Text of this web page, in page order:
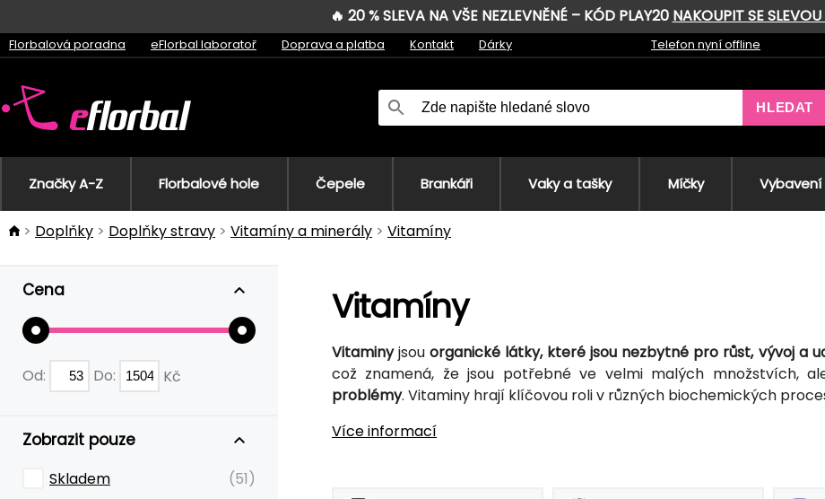
🔥 20 % SLEVA NA VŠE NEZLEVNĚNÉ – KÓD PLAY20 NAKOUPIT SE
Florbalová poradna eFlorbal laboratoř Doprava a platba Kontakt Dárky Telefon nyní offline
HLEDAT
Značky A-Z Florbalové hole Čepele Brankáři Vaky a tašky Míčky
Doplňky Doplňky stravy Vitamíny a minerály Vitamíny
Cena
Od: Do: Kč
Zobrazit pouze
Skladem
(51)
Vitamíny
Vitaminyjsouorganické látky, které jsou nezbytné pro růst, vývoj a
což znamená, že jsou potřebné ve velmi malých množstvích,
problémy. Vitaminy hrají klíčovou roli v různých biochemických
Více informací